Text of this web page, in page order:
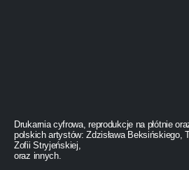
Drukarnia cyfrowa, reprodukcje na płótnie
polskich artystów: Zdzisława Beksińskiego,
Zofii Stryjeńskiej,
oraz innych.